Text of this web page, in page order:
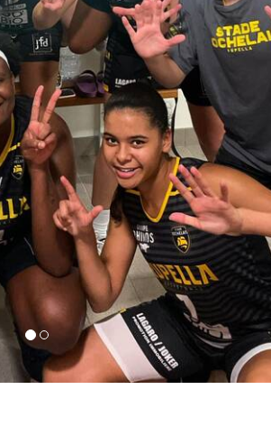
week-end !
bal à13havec la réception de l'équipe
sont imposées sur le parquet de
MasculinerecevaitSaujon à 21h,
mené de plus de 20 points en
acte. Faisant preuve de caractère,les
équipe de Saujon.